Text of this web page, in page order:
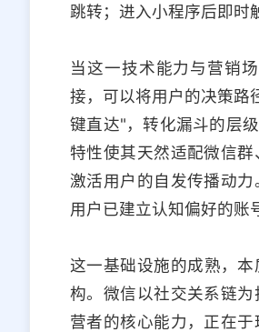
跳转；进入小程序后即时
当这一技术能力与营销
接，可以将用户的决策
键直达"，转化漏斗的层
特性使其天然适配微信
激活用户的自发传播动
用户已建立认知偏好的账
这一基础设施的成熟，
构。微信以社交关系链
营者的核心能力，正在